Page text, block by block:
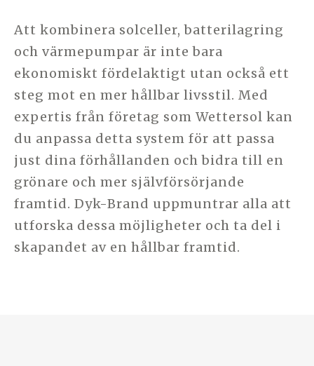
Att kombinera solceller, batterilagring
och värmepumpar är inte bara
ekonomiskt fördelaktigt utan också ett
steg mot en mer hållbar livsstil. Med
expertis från företag som Wettersol kan
du anpassa detta system för att passa
just dina förhållanden och bidra till en
grönare och mer självförsörjande
framtid. Dyk-Brand uppmuntrar alla att
utforska dessa möjligheter och ta del i
skapandet av en hållbar framtid.